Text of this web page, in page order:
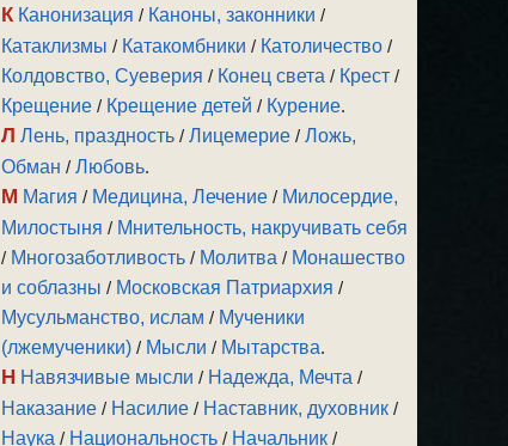
К Канонизация / Каноны, законники /
Катаклизмы / Катакомбники / Католичество /
Колдовство, Суеверия / Конец света / Крест /
Крещение / Крещение детей / Курение.
Л Лень, праздность /Лицемерие /Ложь,
Обман /Любовь.
М Магия / Медицина, Лечение / Милосердие,
Милостыня / Мнительность, накручивать себя
/ Многозаботливость / Молитва / Монашество
и соблазны / Московская Патриархия /
Мусульманство, ислам / Мученики
(лжемученики) / Мысли / Мытарства.
Н Навязчивые мысли / Надежда, Мечта /
Наказание / Насилие / Наставник, духовник /
Наука / Национальность / Начальник /